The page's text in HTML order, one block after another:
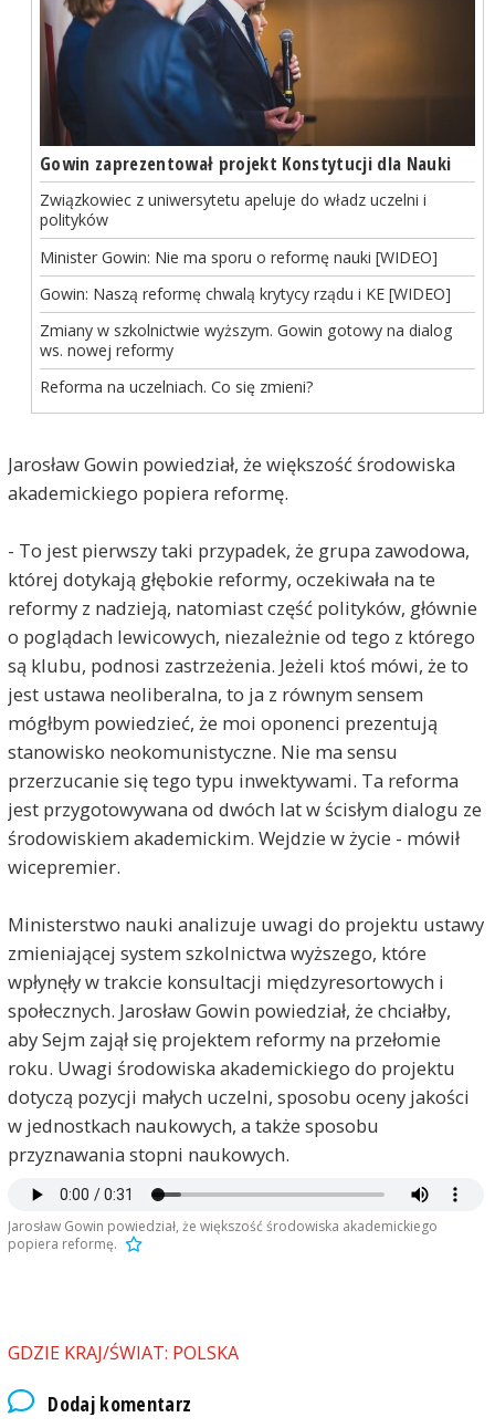
Gowin zaprezentował projekt Konstytucji dla Nauki
Związkowiec z uniwersytetu apeluje do władz uczelni i
polityków
Minister Gowin: Nie ma sporu o reformę nauki [WIDEO]
Gowin: Naszą reformę chwalą krytycy rządu i KE [WIDEO]
Zmiany w szkolnictwie wyższym. Gowin gotowy na dialog
ws. nowej reformy
Reforma na uczelniach. Co się zmieni?
Jarosław Gowin powiedział, że większość środowiska
akademickiego popiera reformę.
- To jest pierwszy taki przypadek, że grupa zawodowa,
której dotykają głębokie reformy, oczekiwała na te
reformy z nadzieją, natomiast część polityków, głównie
o poglądach lewicowych, niezależnie od tego z którego
są klubu, podnosi zastrzeżenia. Jeżeli ktoś mówi, że to
jest ustawa neoliberalna, to ja z równym sensem
mógłbym powiedzieć, że moi oponenci prezentują
stanowisko neokomunistyczne. Nie ma sensu
przerzucanie się tego typu inwektywami. Ta reforma
jest przygotowywana od dwóch lat w ścisłym dialogu ze
środowiskiem akademickim. Wejdzie w życie - mówił
wicepremier.
Ministerstwo nauki analizuje uwagi do projektu ustawy
zmieniającej system szkolnictwa wyższego, które
wpłynęły w trakcie konsultacji międzyresortowych i
społecznych. Jarosław Gowin powiedział, że chciałby,
aby Sejm zajął się projektem reformy na przełomie
roku. Uwagi środowiska akademickiego do projektu
dotyczą pozycji małych uczelni, sposobu oceny jakości
w jednostkach naukowych, a także sposobu
przyznawania stopni naukowych.
Jarosław Gowin powiedział, że większość środowiska akademickiego
popiera reformę.
GDZIE KRAJ/ŚWIAT: POLSKA
Dodaj komentarz